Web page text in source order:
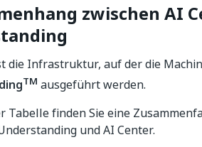
zwischen AI
die Infrastruktur, auf der die
TM ausgeführt werden.
Tabelle finden Sie eine
und AI Center.